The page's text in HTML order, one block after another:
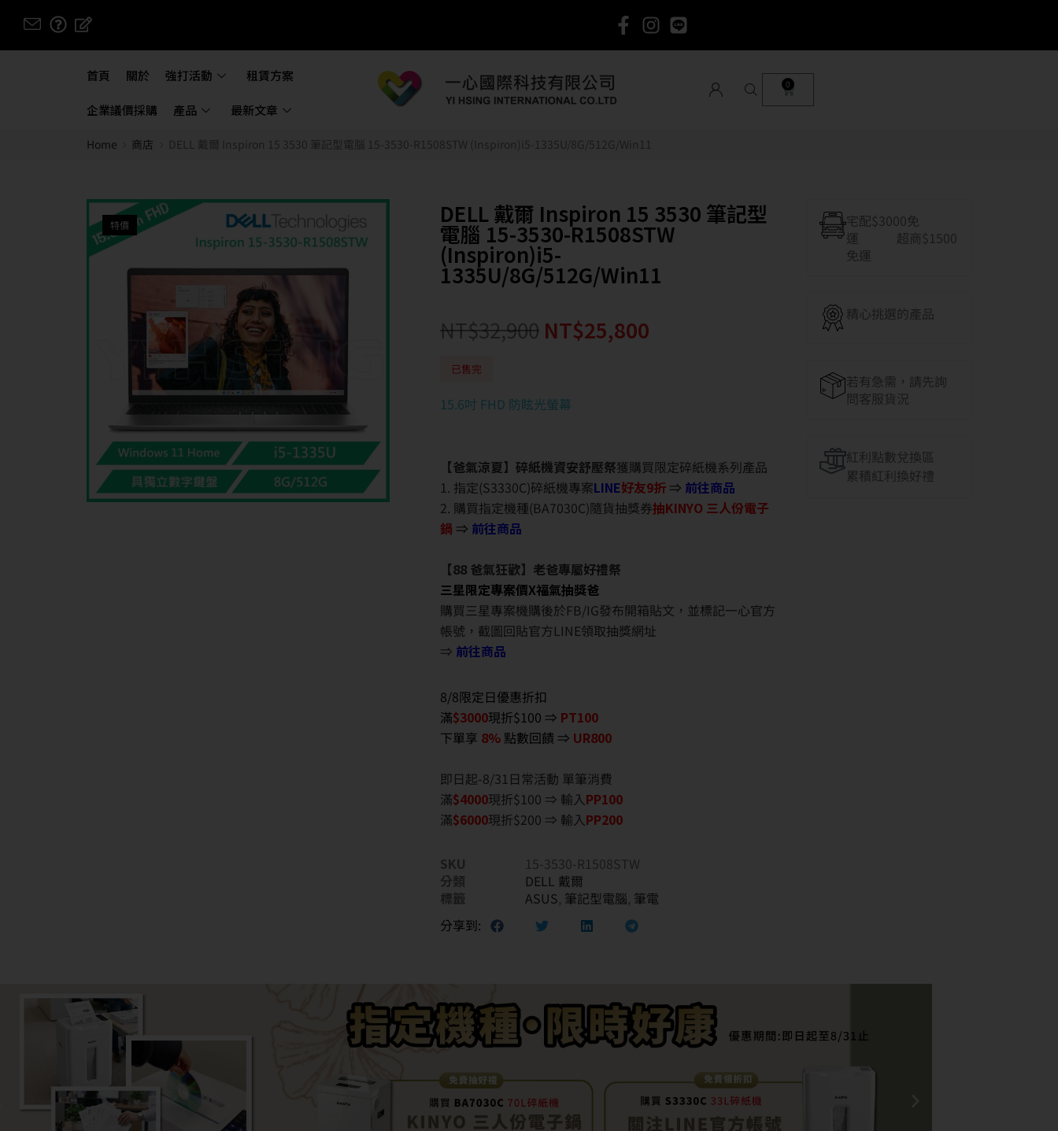
首頁 關於 強打活動 租賃方案
企業議價採購 產品 最新文章
0
Home 商店 DELL 戴爾 Inspiron 15 3530 筆記型電腦 15-3530-R1508STW (Inspiron)i5-1335U/8G/512G/Win11
特價 DELL 戴爾 Inspiron 15 3530 筆記型
電腦 15-3530-R1508STW
(Inspiron)i5-
1335U/8G/512G/Win11
NT$32,900 NT$25,800
已售完
15.6吋 FHD 防眩光螢幕
【爸氣涼夏】碎紙機資安舒壓祭獲購買限定碎紙機系列產品
1. 指定(S3330C)碎紙機專案LINE好友9折 ⇒ 前往商品
2. 購買指定機種(BA7030C)隨貨抽獎券抽KINYO 三人份電子
鍋 ⇒ 前往商品
【88 爸氣狂歡】老爸專屬好禮祭
三星限定專案價X福氣抽獎爸
購買三星專案機購後於FB/IG發布開箱貼文，並標記一心官方
帳號，截圖回貼官方LINE領取抽獎網址
⇒ 前往商品
8/8限定日優惠折扣
滿$3000現折$100 ⇒ PT100
下單享 8% 點數回饋 ⇒ UR800
即日起-8/31日常活動 單筆消費
滿$4000現折$100 ⇒ 輸入PP100
滿$6000現折$200 ⇒ 輸入PP200
SKU
15-3530-R1508STW
分類
DELL 戴爾
標籤
ASUS, 筆記型電腦, 筆電
分享到:
宅配$3000免
運 超商$1500
免運
精心挑選的產品
若有急需，請先詢
問客服貨況
紅利點數兌換區
累積紅利換好禮